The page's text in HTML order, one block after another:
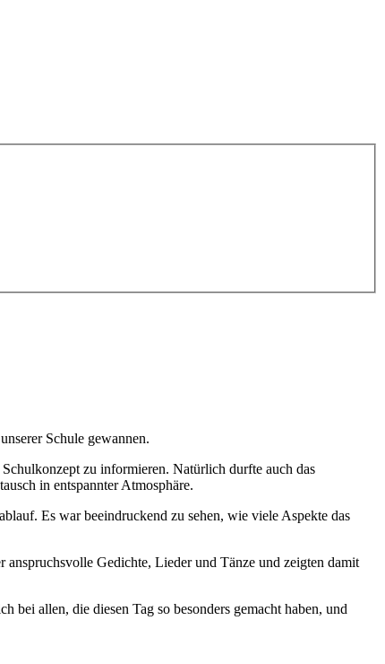
Schule gewannen.
zu informieren. Natürlich durfte auch das
in entspannter Atmosphäre.
Es war beeindruckend zu sehen, wie viele Aspekte das
Gedichte, Lieder und Tänze und zeigten damit
bei allen, die diesen Tag so besonders gemacht haben, und